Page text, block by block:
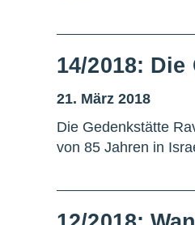
14/2018:
21. März 2018
Die Gedenkstätte
von 85 Jahren in